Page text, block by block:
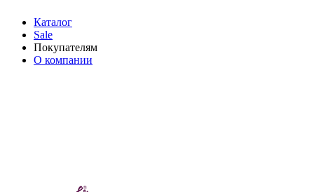
Каталог
Sale
Покупателям
О компании